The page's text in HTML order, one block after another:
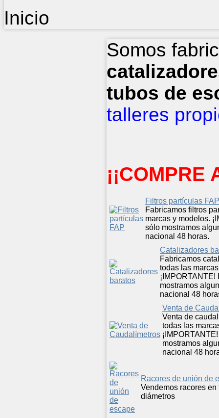
Inicio
Somos
tubos de
talleres
Filtros partículas FAP
Fabricamos filtros
marcas y modelos.
sólo mostramos
nacional 48 horas.
Catalizadores
Fabricamos
todas las
mostramos
nacional 48
Venta de
Venta de
todas las
mostramos
nacional 48
Racores de unión de
Vendemos racores
diámetros